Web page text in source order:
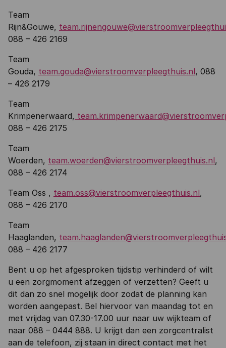
Team
Rijn&Gouwe,
088 – 426 2169
Team
Gouda, team.gouda@vierstroomverpleegthuis.nl, 088
– 426 2179
Team
Krimpenerwaard,
088 – 426 2175
Team
Woerden, team.woerden@vierstroomverpleegthuis.nl,
088 – 426 2174
Team Oss , team.oss@vierstroomverpleegthuis.nl,
088 – 426 2170
Team
Haaglanden,
088 – 426 2177
Bent u op het afgesproken tijdstip verhinderd of wilt
u een zorgmoment afzeggen of verzetten? Geeft u
dit dan zo snel mogelijk door zodat de planning kan
worden aangepast. Bel hiervoor van maandag tot en
met vrijdag van 07.30-17.00 uur naar uw wijkteam of
naar 088 – 0444 888. U krijgt dan een zorgcentralist
aan de telefoon, zij staan in direct contact met het